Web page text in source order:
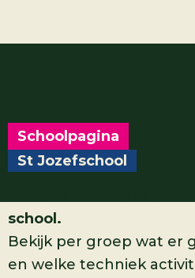
Schoolpagina
St Jozefschool
school.
Bekijk per groep wat er
en welke techniek